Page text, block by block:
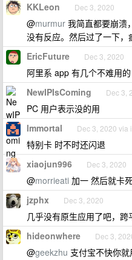
KKLeon Dec 3, 2020
@murmur 我简直都要崩溃
没有反应。然后过了一下
EricFuture Dec 3, 2020
阿里系 app 有几个不难用的
NewIPIsComing Dec 3,
PC 用户表示没的用
lmmortal Dec 3, 2020 via
特别卡 时不时还闪退
xiaojun996 Dec 3, 2020
@morrieati 加一 然后就卡
jzphx Dec 3, 2020
几乎没有原生应用了吧，
hideonwhere Dec 3,
@geekzhu 支付宝不快你